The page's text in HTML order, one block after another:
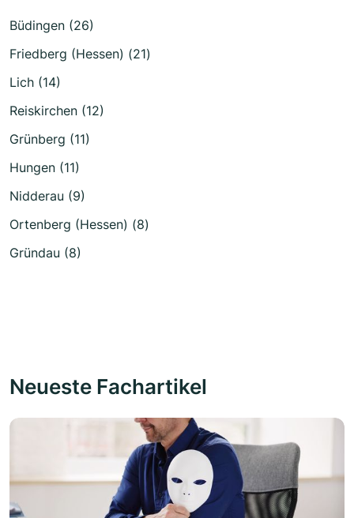
Büdingen (26)
Friedberg (Hessen) (21)
Lich (14)
Reiskirchen (12)
Grünberg (11)
Hungen (11)
Nidderau (9)
Ortenberg (Hessen) (8)
Gründau (8)
Neueste Fachartikel